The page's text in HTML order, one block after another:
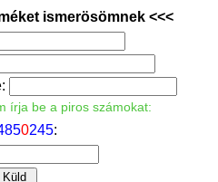
ismerösömnek <<<
írja be a piros számokat:
850245: